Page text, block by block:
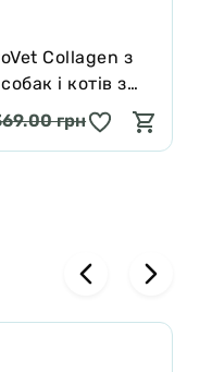
Collagen з
і котів з
хрящів 60
грн